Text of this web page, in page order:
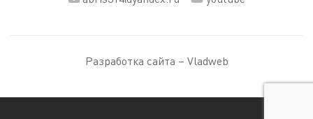
Разработка сайта – Vladweb